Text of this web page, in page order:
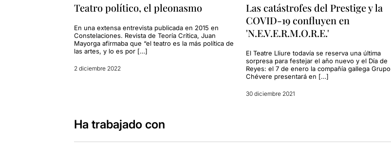
Teatro político, el pleonasmo
En una extensa entrevista publicada en 2015 en
Constelaciones. Revista de Teoría Crítica, Juan
Mayorga afirmaba que “el teatro es la más política de
las artes, y lo es por […]
2 diciembre 2022
Las catástrofes del Prestige y la
COVID-19 confluyen en
'N.E.V.E.R.M.O.R.E.'
El Teatre Lliure todavía se reserva una última
sorpresa para festejar el año nuevo y el Día de
Reyes: el 7 de enero la compañía gallega Grupo
Chévere presentará en […]
30 diciembre 2021
Ha trabajado con